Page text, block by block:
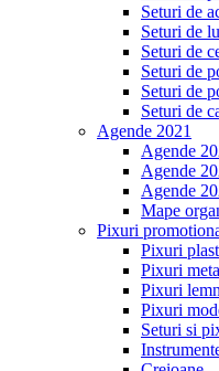
Seturi de
Seturi de
Seturi de
Seturi de
Seturi de
Seturi de
Agende 2021
Agende
Agende
Agende
Mape
Pixuri
Pixuri
Pixuri
Pixuri lemn
Pixuri
Seturi si